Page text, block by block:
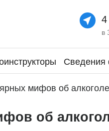
в
Сведения
мифов об
об